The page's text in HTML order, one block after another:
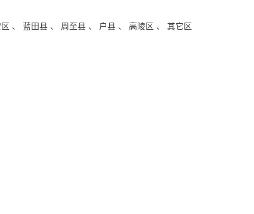
、 蓝田县 、 周至县 、 户县 、 高陵区 、 其它区